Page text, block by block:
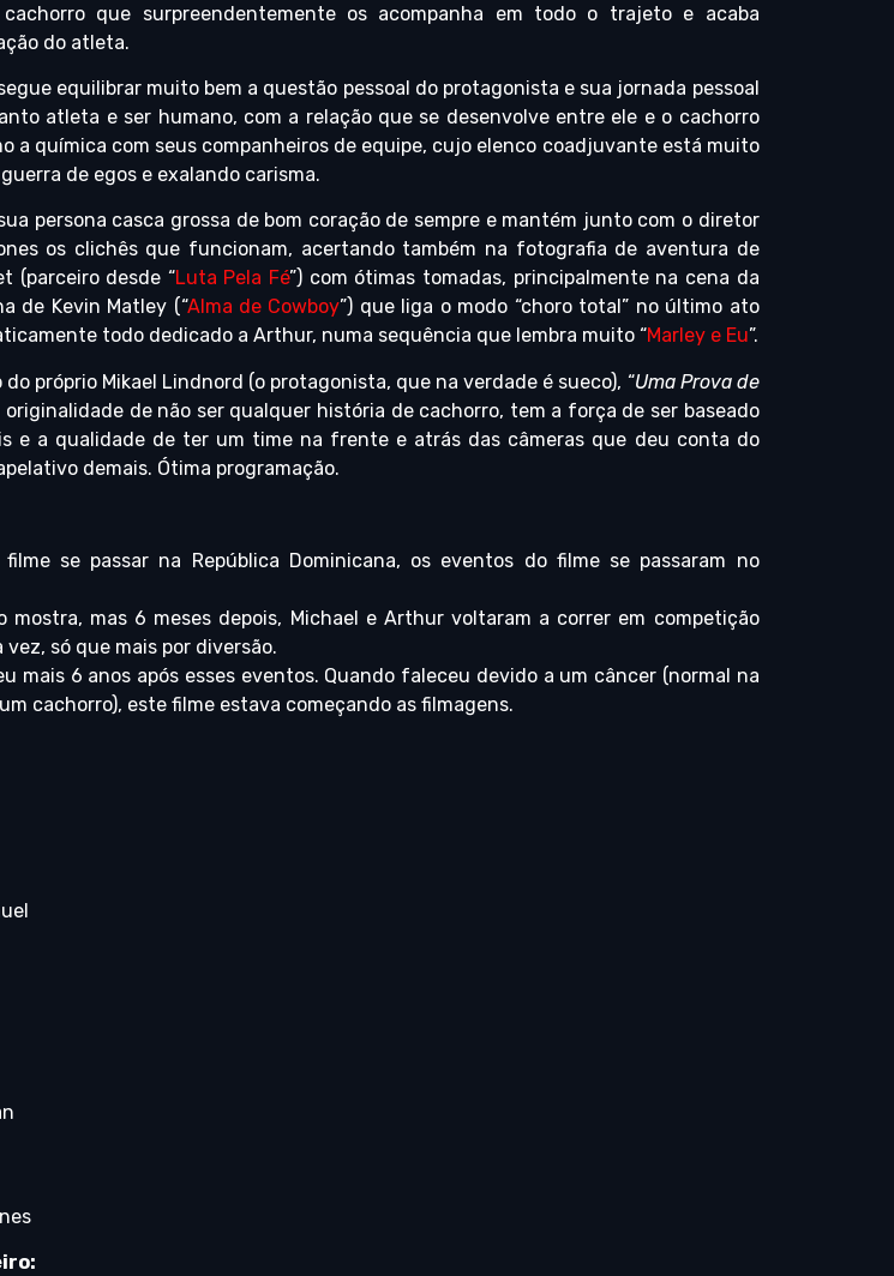
que surpreendentemente os acompanha em todo o trajeto e acaba
do atleta.
equilibrar muito bem a questão pessoal do protagonista e sua jornada pessoal
atleta e ser humano, com a relação que se desenvolve entre ele e o cachorro
a química com seus companheiros de equipe, cujo elenco coadjuvante está muito
de egos e exalando carisma.
persona casca grossa de bom coração de sempre e mantém junto com o diretor
os clichês que funcionam, acertando também na fotografia de aventura de
(parceiro desde “Luta Pela Fé”) com ótimas tomadas, principalmente na cena da
de Kevin Matley (“Alma de Cowboy”) que liga o modo “choro total” no último ato
todo dedicado a Arthur, numa sequência que lembra muito “Marley e Eu”.
do próprio Mikael Lindnord (o protagonista, que na verdade é sueco), “Uma Prova de
originalidade de não ser qualquer história de cachorro, tem a força de ser baseado
e a qualidade de ter um time na frente e atrás das câmeras que deu conta do
demais. Ótima programação.
filme se passar na República Dominicana, os eventos do filme se passaram no
mostra, mas 6 meses depois, Michael e Arthur voltaram a correr em competição
só que mais por diversão.
mais 6 anos após esses eventos. Quando faleceu devido a um câncer (normal na
cachorro), este filme estava começando as filmagens.